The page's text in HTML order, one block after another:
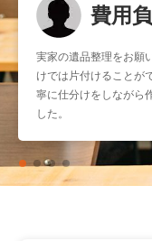
費用
実家の遺品整理をお願
けでは片付けることが
寧に仕分けをしながら
した。